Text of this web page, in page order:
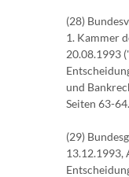
(28)
1. Kammer
20.08.1993
und
Seiten 63-64.
(29)
13.12.1993,